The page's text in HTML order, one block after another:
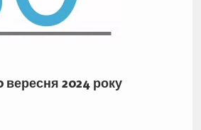
вересня 2024 року